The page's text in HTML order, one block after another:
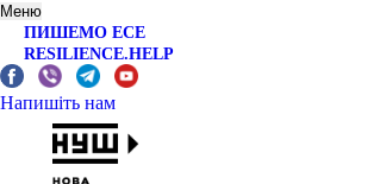
Меню
ПИШЕМО ЕСЕ
RESILIENCE.HELP
Напишіть нам